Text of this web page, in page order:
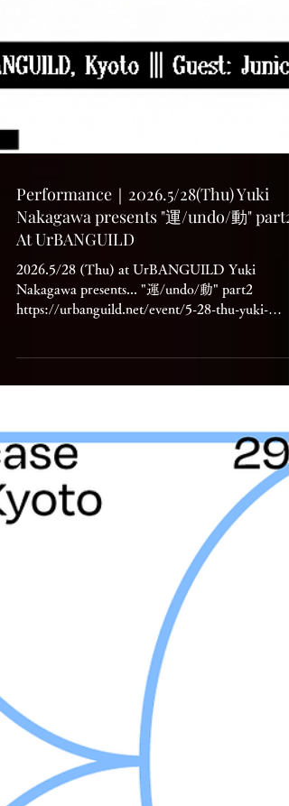
Performance｜2026.5/28(Thu) Yuki
Nakagawa presents "運/undo/動" part2
At UrBANGUILD
2026.5/28 (Thu) at UrBANGUILD Yuki
%e5%8b%95-part2/ 出演： 中川裕貴 Yuki
Nakagawa (Cello) Guest: 井上潤一 Junichi
Inoue（Visual） UrBANGUILD 20th
◇OPEN / START 18:00 ◇自由料金制 / Pay
What You Feel + 1order please Timetable: 18:00
- 20:00 Solo performance(rehearsal) 20:00 -
21:00 Solo performance with Visual by Junichi
Inoue ＜イベント概要＞ ※English below イ
ント「運/undo/動」は、チェリス